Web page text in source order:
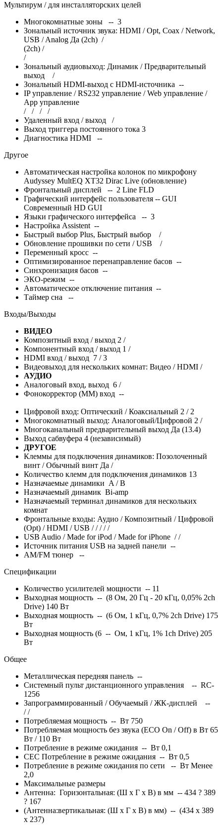
Мультирум / для инсталляторских целей
Многокомнатные зоны -- 3
Зональный источник звука: HDMI / Opt, Coax / Network,
USB / Analog Да (2ch) /
(2ch) /
/
Зональный аудиовыход: Динамик / Предварительный
выход
/
Зональный HDMI-выход с HDMI-источника --
IP управление / RS232 управление / Web управление /
App управление
/
/ /
/
Удаленный вход / выход
/
Выход триггера постоянного тока 3
Диагностика HDMI --
Другое
Автоматическая настройка колонок по микрофону
Audyssey MultEQ XT32 Dirac Live (обновление)
Фронтальный дисплей -- 2 Line FLD
Графический интерфейс пользователя -- GUI
Современный HD GUI
Языки графического интерфейса -- 3
Настройка Assistent --
Быстрый выбор Plus, Быстрый выбор
/
Обновление прошивки по сети / USB
/
Переменный кросс --
Оптимизированное перенаправление басов --
Синхронизация басов --
ЭКО-режим --
Автоматическое отключение питания --
Таймер сна --
Входы/Выходы
ВИДЕО
Композитный вход / выход 2 /
Компонентный вход / выход 1 /
HDMI вход / выход 7 / 3
Видеовыход для нескольких комнат: Видео / HDMI /
АУДИО
Аналоговый вход, выход 6 /
Фонокорректор (MM) вход --
Цифровой вход: Оптический / Коаксиальный 2 / 2
Многокомнатный выход: Аналоговый/Цифровой 2 /
Многоканальный предварительный выход Да (13.4)
Выход сабвуфера 4 (независимый)
ДРУГОЕ
Клеммы для подключения динамиков: Позолоченный
винт / Обычный винт Да /
Количество клемм для подключения динамиков 13
Назначаемые динамики A / B
Назначаемый динамик Bi-amp
Назначаемый терминал динамиков для нескольких
комнат
Фронтальные входы: Аудио / Композитный / Цифровой
(Opt) / HDMI / USB /////
USB Audio / Made for iPod / Made for iPhone //
Источник питания USB на задней панели --
AM/FM тюнер --
Спецификации
Количество усилителей мощности -- 11
Выходная мощность -- (8 Ом, 20 Гц - 20 кГц, 0,05% 2ch
Drive) 140 Вт
Выходная мощность -- (6 Ом, 1 кГц, 0,7% 2ch Drive) 175
Вт
Выходная мощность (6 -- Ом, 1 кГц, 1% 1ch Drive) 205
Вт
Общее
Металлическая передняя панель --
Системный пульт дистанционного управления -- RC-
1256
Запрограммированный / Обучаемый / ЖК-дисплей --
//
Потребляемая мощность -- Вт 750
Потребляемая мощность без звука (ECO On / Off) в Вт 65
Вт / 110 Вт
Потребление в режиме ожидания -- Вт 0,1
CEC Потребление в режиме ожидания -- Вт 0,5
Потребление в режиме ожидания по сети -- Вт Менее
2,0
Максимальные размеры
Антенна: Горизонтальная: (Ш x Г x В) в мм -- 434 ? 389
? 167
(Антенна:вертикальная: (Ш x Г x В) в мм) -- (434 x 389
x 237)